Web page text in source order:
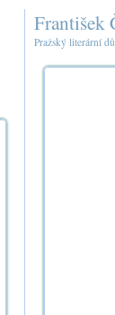
František
Pražský literární